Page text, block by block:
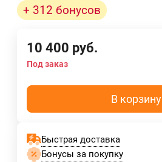
+ 312 бонусов
10 400 руб.
Под заказ
В корзину
Быстрая доставка
Бонусы за покупку